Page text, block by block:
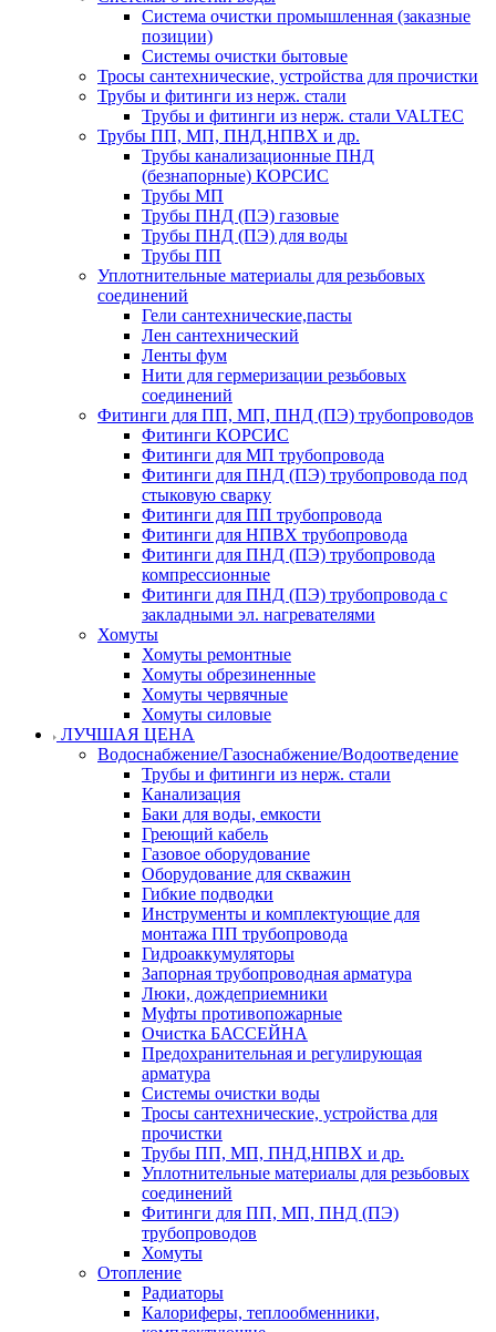
Система очистки промышленная (заказные
позиции)
Системы очистки бытовые
Тросы сантехнические, устройства для прочистки
Трубы и фитинги из нерж. стали
Трубы и фитинги из нерж. стали VALTEC
Трубы ПП, МП, ПНД,НПВХ и др.
Трубы канализационные ПНД
(безнапорные) КОРСИС
Трубы МП
Трубы ПНД (ПЭ) газовые
Трубы ПНД (ПЭ) для воды
Трубы ПП
Уплотнительные материалы для резьбовых
соединений
Гели сантехнические,пасты
Лен сантехнический
Ленты фум
Нити для гермеризации резьбовых
соединений
Фитинги для ПП, МП, ПНД (ПЭ) трубопроводов
Фитинги КОРСИС
Фитинги для МП трубопровода
Фитинги для ПНД (ПЭ) трубопровода под
стыковую сварку
Фитинги для ПП трубопровода
Фитинги для НПВХ трубопровода
Фитинги для ПНД (ПЭ) трубопровода
компрессионные
Фитинги для ПНД (ПЭ) трубопровода с
закладными эл. нагревателями
Хомуты
Хомуты ремонтные
Хомуты обрезиненные
Хомуты червячные
Хомуты силовые
ЛУЧШАЯ ЦЕНА
Водоснабжение/Газоснабжение/Водоотведение
Трубы и фитинги из нерж. стали
Канализация
Баки для воды, емкости
Греющий кабель
Газовое оборудование
Оборудование для скважин
Гибкие подводки
Инструменты и комплектующие для
монтажа ПП трубопровода
Гидроаккумуляторы
Запорная трубопроводная арматура
Люки, дождеприемники
Муфты противопожарные
Очистка БАССЕЙНА
Предохранительная и регулирующая
арматура
Системы очистки воды
Тросы сантехнические, устройства для
прочистки
Трубы ПП, МП, ПНД,НПВХ и др.
Уплотнительные материалы для резьбовых
соединений
Фитинги для ПП, МП, ПНД (ПЭ)
трубопроводов
Хомуты
Отопление
Радиаторы
Калориферы, теплообменники,